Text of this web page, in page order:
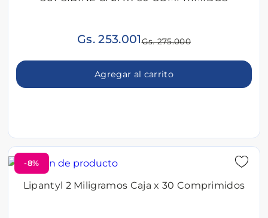
Gs. 253.001Gs. 275.000
Agregar al carrito
-8%
Lipantyl 2 Miligramos Caja x 30 Comprimidos